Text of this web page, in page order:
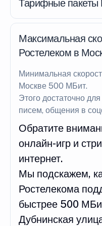
Тарифные пакеты
Максимальная
Ростелеком в
Минимальная
Москве 500 МБит.
Этого достаточно
писем, общения в
Обратите
онлайн-игр и
интернет.
Мы подскажем,
Ростелекома
быстрее 500
Дубнинская